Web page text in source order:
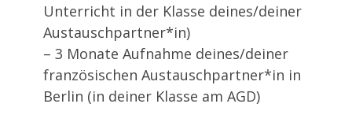
Unterricht in der Klasse deines/deiner
Austauschpartner*in)
– 3 Monate Aufnahme deines/deiner
französischen Austauschpartner*in in
Berlin (in deiner Klasse am AGD)